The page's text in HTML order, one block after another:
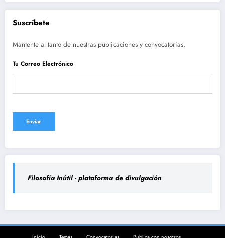
Suscríbete
Mantente al tanto de nuestras publicaciones y convocatorias.
Tu Correo Electrónico
Filosofía Inútil - plataforma de divulgación